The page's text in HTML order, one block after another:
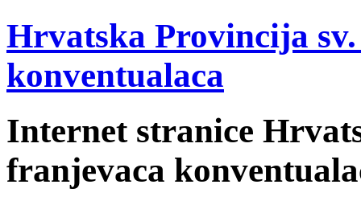
Hrvatska Provincija
konventualaca
Internet stranice
franjevaca